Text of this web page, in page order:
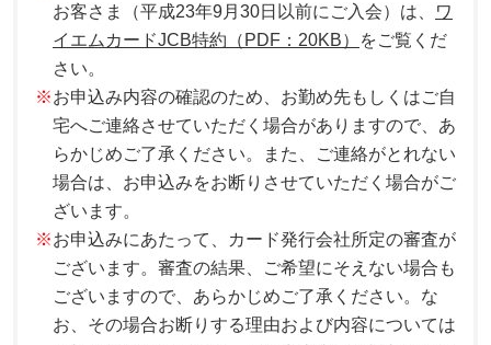
お客さま（平成23年9月30日以前にご入会）は、
ワ
イエムカードJCB特約（PDF：20KB）
をご覧くだ
さい。
※お申込み内容の確認のため、お勤め先もしくはご自
宅へご連絡させていただく場合がありますので、あ
らかじめご了承ください。また、ご連絡がとれない
場合は、お申込みをお断りさせていただく場合がご
ざいます。
※お申込みにあたって、カード発行会社所定の審査が
ございます。審査の結果、ご希望にそえない場合も
ございますので、あらかじめご了承ください。な
お、その場合お断りする理由および内容については